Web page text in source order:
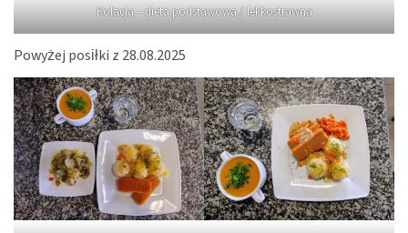
Kolacja – dieta podstawowa / lekkostrawna
Powyżej posiłki z 28.08.2025